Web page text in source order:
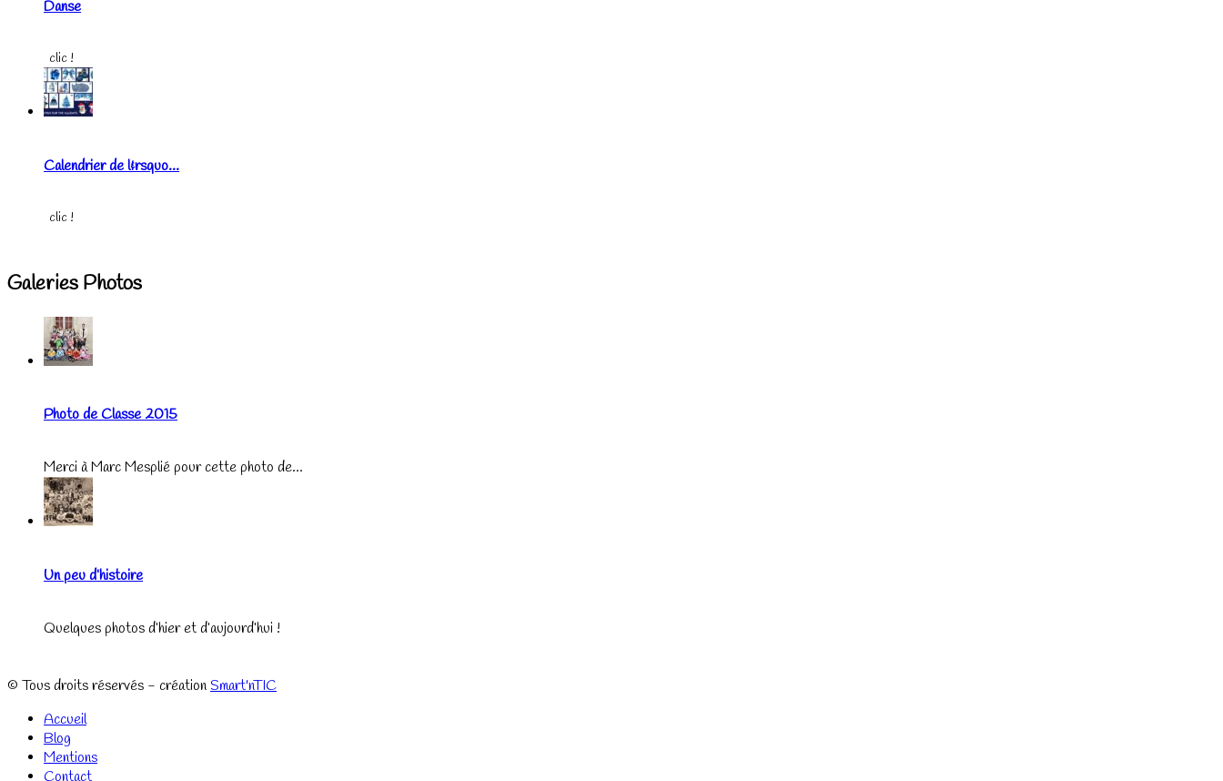
Danse
clic !
Calendrier de l&rsquo...
clic !
Galeries Photos
Photo de Classe 2015
Merci à Marc Mesplié pour cette photo de...
Un peu d’histoire
Quelques photos d’hier et d’aujourd’hui !
© Tous droits réservés - création Smart'nTIC
Accueil
Blog
Mentions
Contact